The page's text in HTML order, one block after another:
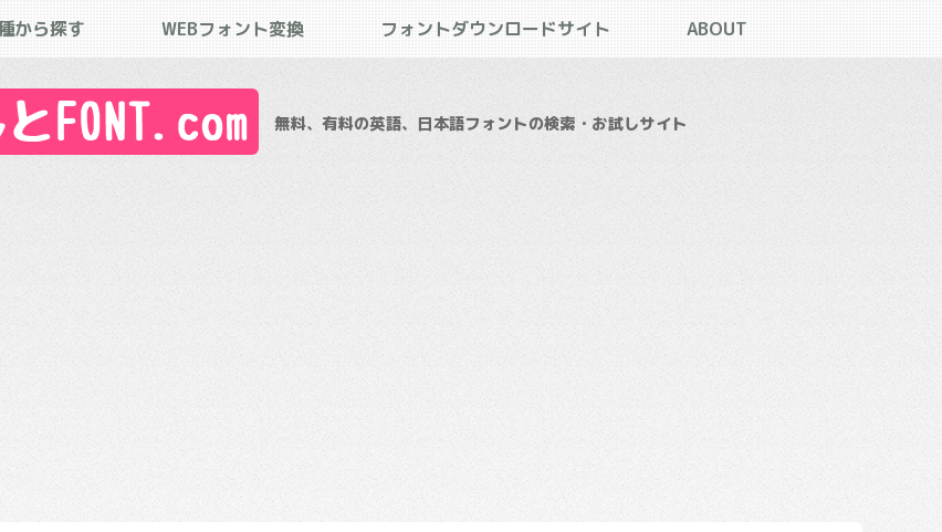
FONT.com 無料、有料の英語、日本語フォントの検索・お試しサイト
から探す WEBフォント変換 フォントダウンロードサイト ABOUT